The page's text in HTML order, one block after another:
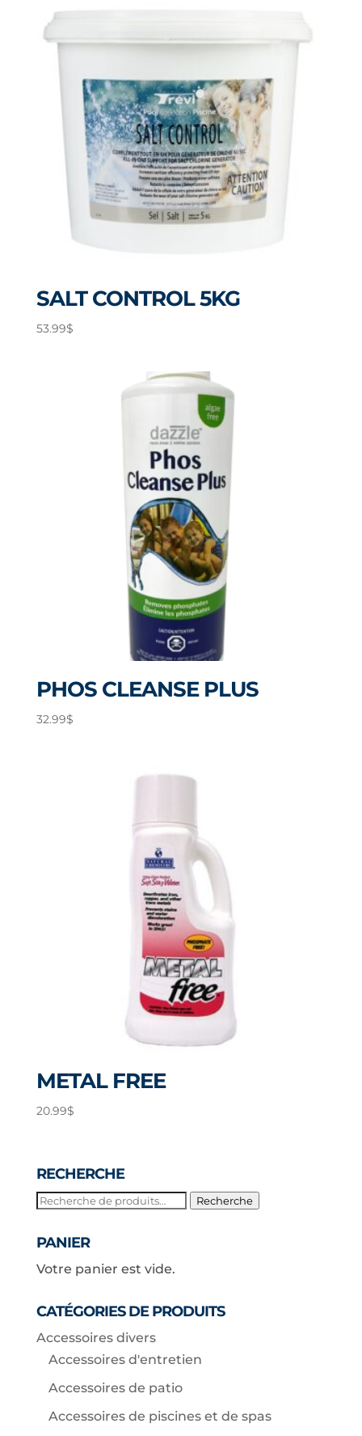
SALT CONTROL 5KG
53.99$
PHOS CLEANSE PLUS
32.99$
METAL FREE
20.99$
RECHERCHE
Recherche
Recherche
PANIER
Votre panier est vide.
CATÉGORIES DE PRODUITS
Accessoires divers
Accessoires d'entretien
Accessoires de patio
Accessoires de piscines et de spas